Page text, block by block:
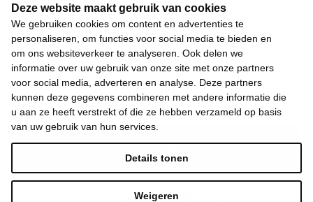
Deze website maakt gebruik van cookies
We gebruiken cookies om content en advertenties te
personaliseren, om functies voor social media te bieden en
om ons websiteverkeer te analyseren. Ook delen we
informatie over uw gebruik van onze site met onze partners
voor social media, adverteren en analyse. Deze partners
kunnen deze gegevens combineren met andere informatie die
u aan ze heeft verstrekt of die ze hebben verzameld op basis
van uw gebruik van hun services.
Weigeren
Details tonen
Snel
Over de beweging
Algemeen
Laatste nieuws